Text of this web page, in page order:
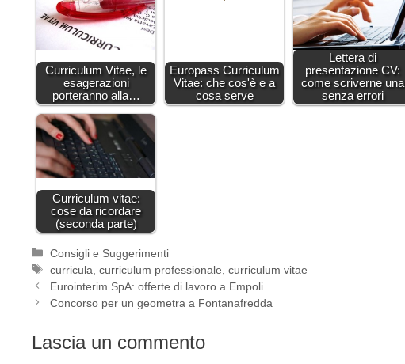
Curriculum Vitae, le
esagerazioni
porteranno alla…
Europass Curriculum
Vitae: che cos'è e a
cosa serve
Lettera di
presentazione CV:
come scriverne una
senza errori
Curriculum vitae:
cose da ricordare
(seconda parte)
Categorie
Consigli e Suggerimenti
Tag
curricula ,curriculum professionale ,curriculum vitae
Eurointerim SpA: offerte di lavoro a Empoli
Concorso per un geometra a Fontanafredda
Lascia un commento